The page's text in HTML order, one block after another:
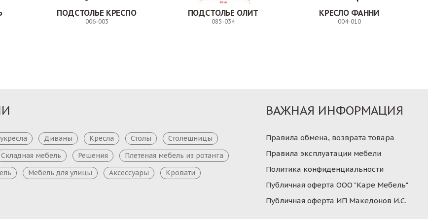
ПОДСТОЛЬЕ КРЕСПО
006-003
ПОДСТОЛЬЕ ОЛИТ
085-034
КРЕСЛО ФАННИ
004-010
Диваны Кресла Столы
Столешницы
Складная мебель Решения
Плетеная мебель из ротанга
Мебель для улицы Аксессуары Кровати
ВАЖНАЯ ИНФОРМАЦИЯ
Правила обмена, возврата товара
Правила эксплуатации мебели
Политика конфиденциальности
Публичная оферта ООО "Каре Мебель"
Публичная оферта ИП Македонов И.С.